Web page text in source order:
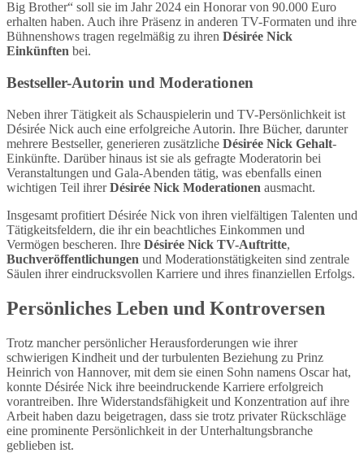
Big Brother“ soll sie im Jahr 2024 ein Honorar von 90.000 Euro
erhalten haben. Auch ihre Präsenz in anderen TV-Formaten und ihre
Bühnenshows tragen regelmäßig zu ihren Désirée Nick
Einkünften bei.
Bestseller-Autorin und Moderationen
Neben ihrer Tätigkeit als Schauspielerin und TV-Persönlichkeit ist
Désirée Nick auch eine erfolgreiche Autorin. Ihre Bücher, darunter
mehrere Bestseller, generieren zusätzliche Désirée Nick Gehalt-
Einkünfte. Darüber hinaus ist sie als gefragte Moderatorin bei
Veranstaltungen und Gala-Abenden tätig, was ebenfalls einen
wichtigen Teil ihrerDésirée Nick Moderationen ausmacht.
Insgesamt profitiert Désirée Nick von ihren vielfältigen Talenten und
Tätigkeitsfeldern, die ihr ein beachtliches Einkommen und
Vermögen bescheren. Ihre Désirée Nick TV-Auftritte,
Buchveröffentlichungen und Moderationstätigkeiten sind zentrale
Säulen ihrer eindrucksvollen Karriere und ihres finanziellen Erfolgs.
Persönliches Leben und Kontroversen
Trotz mancher persönlicher Herausforderungen wie ihrer
schwierigen Kindheit und der turbulenten Beziehung zu Prinz
Heinrich von Hannover, mit dem sie einen Sohn namens Oscar hat,
konnte Désirée Nick ihre beeindruckende Karriere erfolgreich
vorantreiben. Ihre Widerstandsfähigkeit und Konzentration auf ihre
Arbeit haben dazu beigetragen, dass sie trotz privater Rückschläge
eine prominente Persönlichkeit in der Unterhaltungsbranche
geblieben ist.